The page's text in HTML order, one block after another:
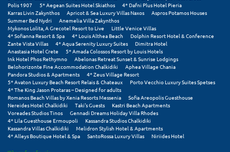
Παύλιανη
Πειραιάς
Πελοπόννησος
Πήλιο
Πιερία
Πλαταμώνας
Πλύτρα Λακωνίας
Polis 1907
5* Aegean Suites Hotel Skiathos
4* Dafni Plus Hotel Pieria
Karras Livin Zakynthos
Apricot & Sea Luxury Villas Naxos
Aspros Potamos Houses
Summer Bed Nydri
Anemelia Villa Zakynthos
Mykonos Lolita, A Grecotel Resort to Live
Little Venice Villas
4* Sofianna Resort & Spa
4* Louis Althea Beach
Dolphin Resort Hotel & Conference
Zante Vista Villas
4* Aqua Serenity Luxury Suites
Dimitra Hotel
Anastasia Hotel Crete
5* Amada Colossos Resort by Louis Hotels
Ink Hotel Phos Rethymno
Abelonas Retreat Sunset & Sunrise Lodgings
Belohorizonte Fine Accommodation Chalkidiki
Aphea Village Chania
Pandora Studios & Apartments
4* Zeus Village Resort
5* Avaton Luxury Beach Resort Relais & Chateaux
Porto Vecchio Luxury Suites Spetses
4* The King Jason Protaras – Designed for adults
Romanos Beach Villas by Xenia Resorts Messenia
Sofia Areopolis Guesthouse
Nereides Hotel Chalkidiki
Taki's Guests
Kastri Beach Apartments
Voreades Studios Tinos
Gennadi Dreams Holiday Villa Rhodes
4* Lila Guesthouse Ermoupoli
Kassandra Studios Chalkidiki
Kassandra Villas Chalkidiki
Melidron Stylish Hotel & Apartments
4* Alleys Boutique Hotel & Spa
SantoRossa Luxury Villas Niriides Hotel